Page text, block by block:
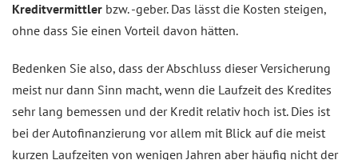
Kreditvermittler bzw. -geber. Das lässt die Kosten steigen,
ohne dass Sie einen Vorteil davon hätten.
Bedenken Sie also, dass der Abschluss dieser Versicherung
meist nur dann Sinn macht, wenn die Laufzeit des Kredites
sehr lang bemessen und der Kredit relativ hoch ist. Dies ist
bei der Autofinanzierung vor allem mit Blick auf die meist
kurzen Laufzeiten von wenigen Jahren aber häufig nicht der